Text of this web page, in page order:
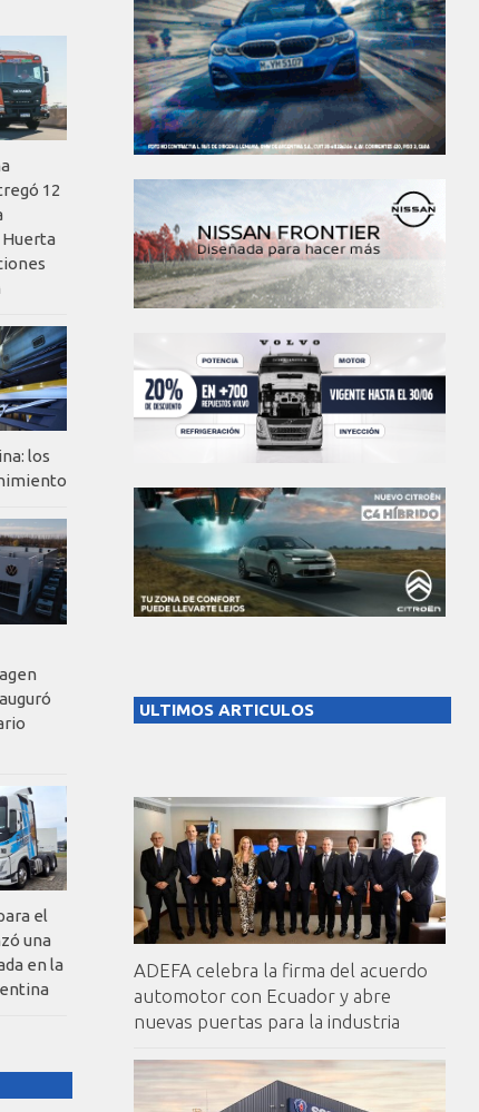
ULTIMOS ARTICULOS
ADEFA celebra la firma del acuerdo
automotor con Ecuador y abre
nuevas puertas para la industria
12
los
el
una
en la